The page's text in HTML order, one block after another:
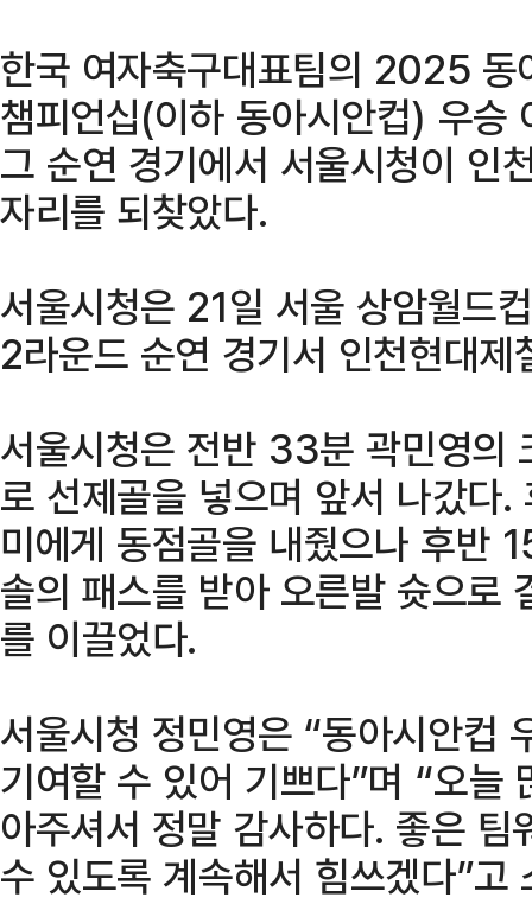
한국 여자축구대표팀의 2025
챔피언십(이하 동아시안컵) 우
그 순연 경기에서 서울시청이 인
자리를 되찾았다.
서울시청은 21일 서울 상암월드
2라운드 순연 경기서 인천현대
서울시청은 전반 33분 곽민영의
로 선제골을 넣으며 앞서 나갔다
미에게 동점골을 내줬으나 후반
솔의 패스를 받아 오른발 슛으로
를 이끌었다.
서울시청 정민영은 “동아시안컵
기여할 수 있어 기쁘다”며 “오늘
아주셔서 정말 감사하다. 좋은
수 있도록 계속해서 힘쓰겠다”고